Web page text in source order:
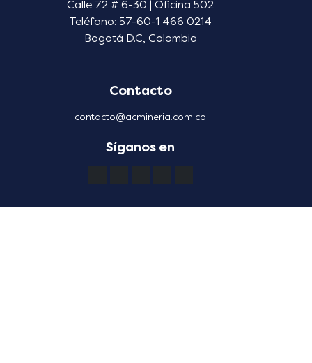
Calle 72 # 6-30 | Oficina 502
Teléfono: 57-60-1 466 0214
Bogotá D.C, Colombia
Contacto
contacto@acmineria.com.co
Síganos en